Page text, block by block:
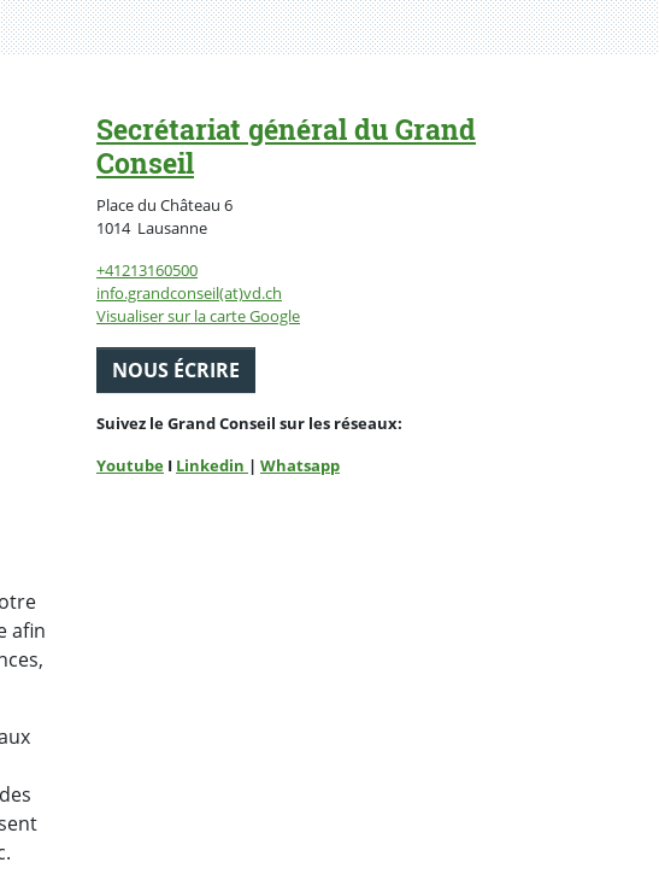
afin
Secrétariat général du Grand
Conseil
Place du Château 6
1014 LausanneSuisse
+41213160500
info.grandconseil(at)vd.ch
Visualiser sur la carte Google
NOUS ÉCRIRE
Suivez le Grand Conseil sur les réseaux:
Youtube I Linkedin | Whatsapp